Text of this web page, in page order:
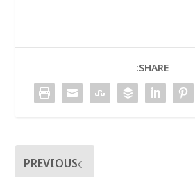
SHARE:
PREVIOUS